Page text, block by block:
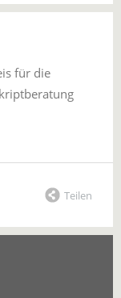
für die
Teilen